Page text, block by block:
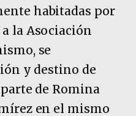
habitadas por
la Asociación
se
y destino de
de Romina
en el mismo